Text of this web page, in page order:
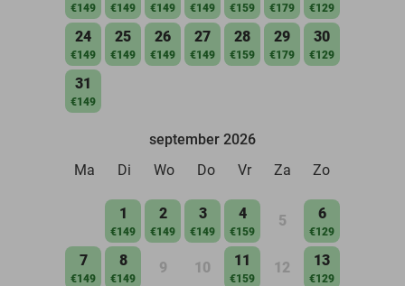
€149 €149 €149 €149 €159 €179 €129
24
€149
25
€149
26
€149
27
€149
28
€159
29
€179
30
€129
31
€149
september 2026
Ma
Di Wo Do Vr Za Zo
1
€149
2
€149
3
€149
4
€159
5 6
€129
7
€149
8
€149
9 10 11
€159
12 13
€129